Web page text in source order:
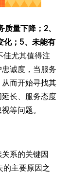
量下降；2、
化；5、未能有
佳尤其值得注
诚度，当服务
而开始寻找其
长、服务态度
等问题。
系的关键因
主要原因之